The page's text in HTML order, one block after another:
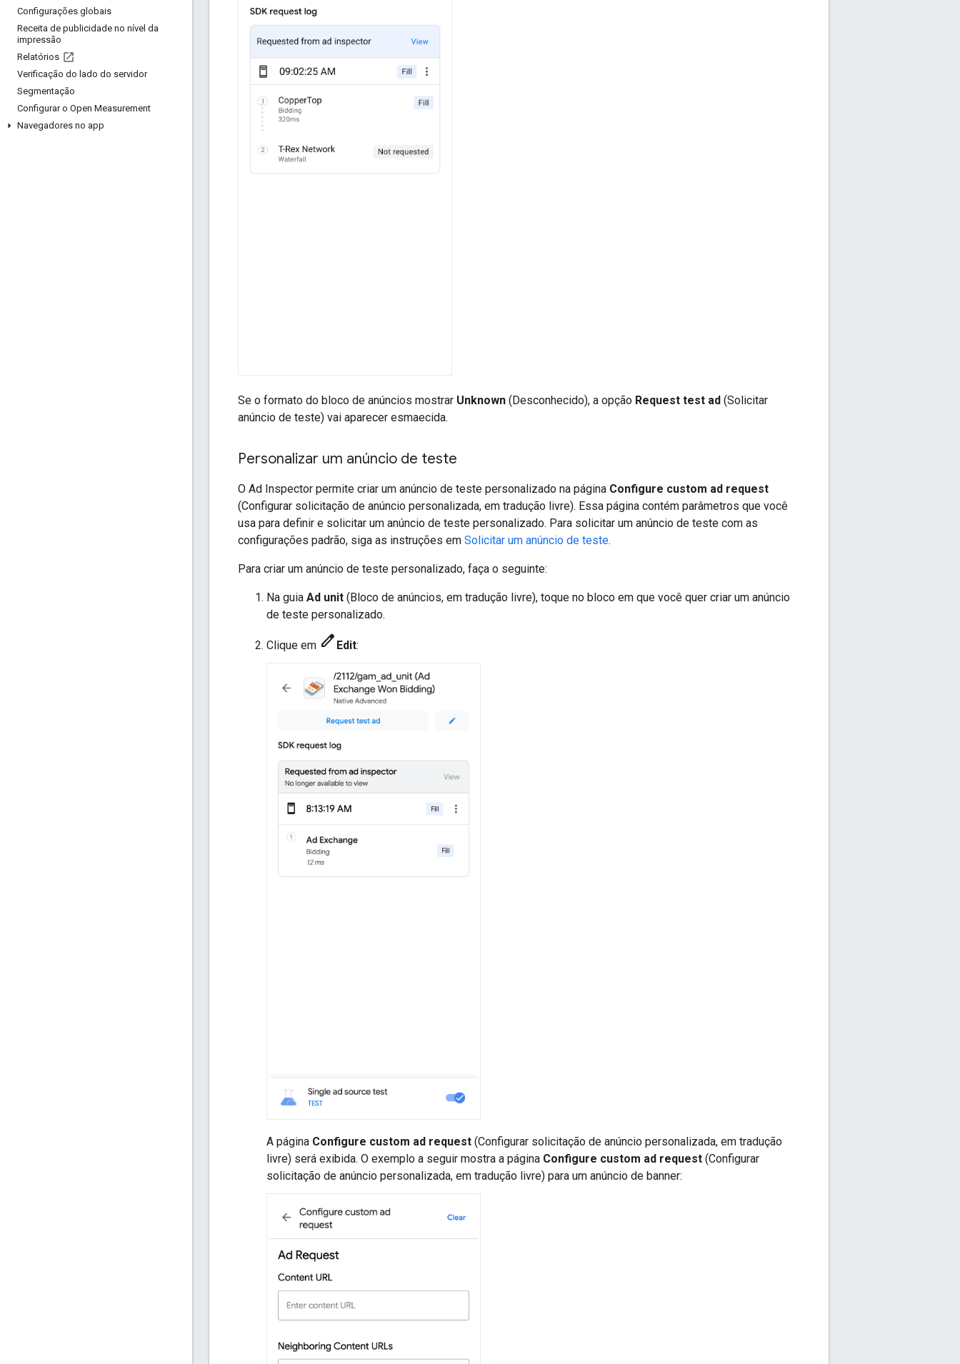
Configurações globais
Receita de publicidade no nível da
impressão
Relatórios
Verificação do lado do servidor
Segmentação
Configurar o Open Measurement
Navegadores no app
Se o formato do bloco de anúncios mostrar Unknown (Desconhecido), a opção Request test ad (Solicitar
anúncio de teste) vai aparecer esmaecida.
Personalizar um anúncio de teste
O Ad Inspector permite criar um anúncio de teste personalizado na página Configure custom ad request
(Configurar solicitação de anúncio personalizada, em tradução livre). Essa página contém parâmetros que você
usa para definir e solicitar um anúncio de teste personalizado. Para solicitar um anúncio de teste com as
configurações padrão, siga as instruções em Solicitar um anúncio de teste.
Para criar um anúncio de teste personalizado, faça o seguinte:
Na guia Ad unit (Bloco de anúncios, em tradução livre), toque no bloco em que você quer criar um anúncio
de teste personalizado.
Clique em edit Edit:
A página Configure custom ad request (Configurar solicitação de anúncio personalizada, em tradução
livre) será exibida. O exemplo a seguir mostra a página Configure custom ad request (Configurar
solicitação de anúncio personalizada, em tradução livre) para um anúncio de banner: